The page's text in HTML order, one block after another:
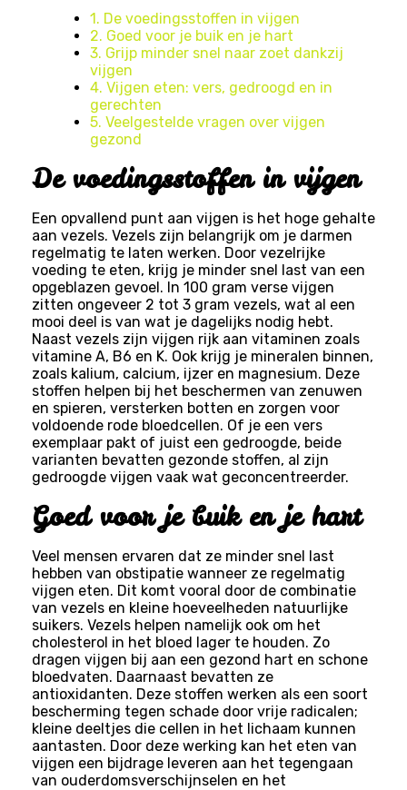
1. De voedingsstoffen in vijgen
2. Goed voor je buik en je hart
3. Grijp minder snel naar zoet dankzij
vijgen
4. Vijgen eten: vers, gedroogd en in
gerechten
5. Veelgestelde vragen over vijgen
gezond
De voedingsstoffen in vijgen
Een opvallend punt aan vijgen is het hoge gehalte
aan vezels. Vezels zijn belangrijk om je darmen
regelmatig te laten werken. Door vezelrijke
voeding te eten, krijg je minder snel last van een
opgeblazen gevoel. In 100 gram verse vijgen
zitten ongeveer 2 tot 3 gram vezels, wat al een
mooi deel is van wat je dagelijks nodig hebt.
Naast vezels zijn vijgen rijk aan vitaminen zoals
vitamine A, B6 en K. Ook krijg je mineralen binnen,
zoals kalium, calcium, ijzer en magnesium. Deze
stoffen helpen bij het beschermen van zenuwen
en spieren, versterken botten en zorgen voor
voldoende rode bloedcellen. Of je een vers
exemplaar pakt of juist een gedroogde, beide
varianten bevatten gezonde stoffen, al zijn
gedroogde vijgen vaak wat geconcentreerder.
Goed voor je buik en je hart
Veel mensen ervaren dat ze minder snel last
hebben van obstipatie wanneer ze regelmatig
vijgen eten. Dit komt vooral door de combinatie
van vezels en kleine hoeveelheden natuurlijke
suikers. Vezels helpen namelijk ook om het
cholesterol in het bloed lager te houden. Zo
dragen vijgen bij aan een gezond hart en schone
bloedvaten. Daarnaast bevatten ze
antioxidanten. Deze stoffen werken als een soort
bescherming tegen schade door vrije radicalen;
kleine deeltjes die cellen in het lichaam kunnen
aantasten. Door deze werking kan het eten van
vijgen een bijdrage leveren aan het tegengaan
van ouderdomsverschijnselen en het